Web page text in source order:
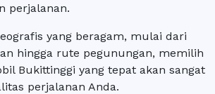
perjalanan.
yang beragam, mulai dari
hingga rute pegunungan, memilih
Bukittinggi yang tepat akan sangat
perjalanan Anda.